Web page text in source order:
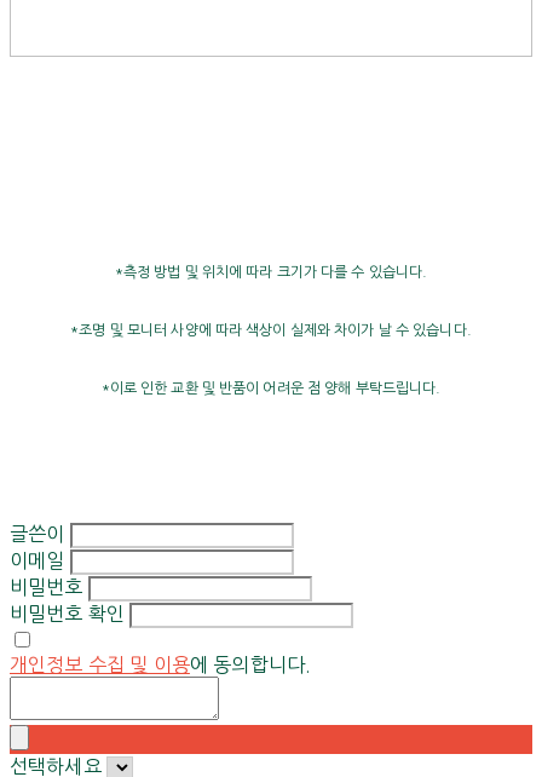
*측정 방법 및 위치에 따라 크기가 다를 수 있습니다.
*조명 및 모니터 사양에 따라 색상이 실제와 차이가 날 수 있습니다.
*이로 인한 교환 및 반품이 어려운 점 양해 부탁드립니다.
글쓴이
이메일
비밀번호
비밀번호 확인
개인정보 수집 및 이용에 동의합니다.
선택하세요